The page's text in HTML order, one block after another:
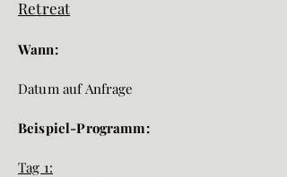
Retreat
Wann:
Datum auf Anfrage
Beispiel-Programm:
Tag 1: